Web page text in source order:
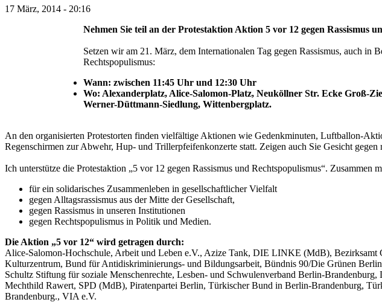
17 März, 2014 - 20:16
Nehmen Sie teil an der Protestaktion Aktion 5 vor 12 gegen Rassismus
Setzen wir am 21. März, dem Internationalen Tag gegen Rassismus, auch
Rechtspopulismus:
Wann: zwischen 11:45 Uhr und 12:30 Uhr
Wo: Alexanderplatz, Alice-Salomon-Platz, Neuköllner Str. Ecke Groß-
Werner-Düttmann-Siedlung, Wittenbergplatz.
An den organisierten Protestorten finden vielfältige Aktionen wie Gedenkminuten, Luftballon-
Regenschirmen zur Abwehr, Hup- und Trillerpfeifenkonzerte statt. Zeigen auch Sie Gesicht
Ich unterstütze die Protestaktion „5 vor 12 gegen Rassismus und Rechtspopulismus“. Zusammen
für ein solidarisches Zusammenleben in gesellschaftlicher Vielfalt
gegen Alltagsrassismus aus der Mitte der Gesellschaft,
gegen Rassismus in unseren Institutionen
gegen Rechtspopulismus in Politik und Medien.
Die Aktion „5 vor 12“ wird getragen durch:
Alice-Salomon-Hochschule, Arbeit und Leben e.V., Azize Tank, DIE LINKE (MdB),
Kulturzentrum, Bund für Antidiskriminierungs- und Bildungsarbeit, Bündnis 90/Die Grünen
Schultz Stiftung für soziale Menschenrechte, Lesben- und Schwulenverband Berlin-
Mechthild Rawert, SPD (MdB), Piratenpartei Berlin, Türkischer Bund in Berlin-Brandenburg,
Brandenburg., VIA e.V.